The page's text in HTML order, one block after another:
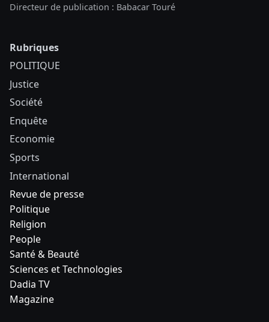
Directeur de publication : Babacar Touré
Rubriques
POLITIQUE
Justice
Société
Enquête
Economie
Sports
International
Revue de presse
Politique
Religion
People
Santé & Beauté
Sciences et Technologies
Dadia TV
Magazine